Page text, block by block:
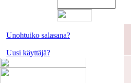
Unohtuiko salasana?
Uusi käyttäjä?